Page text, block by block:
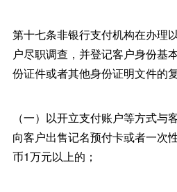
第十七条非银行支付机构在办理
户尽职调查，并登记客户身份基
份证件或者其他身份证明文件的
（一）以开立支付账户等方式与
向客户出售记名预付卡或者一次
币1万元以上的；